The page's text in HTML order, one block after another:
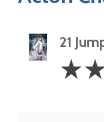
21
Stars
☆